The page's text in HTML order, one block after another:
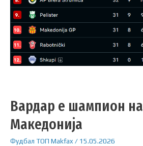
Вардар е шампион на
Македонија
Фудбал ТОП Makfax/ 15.05.2026